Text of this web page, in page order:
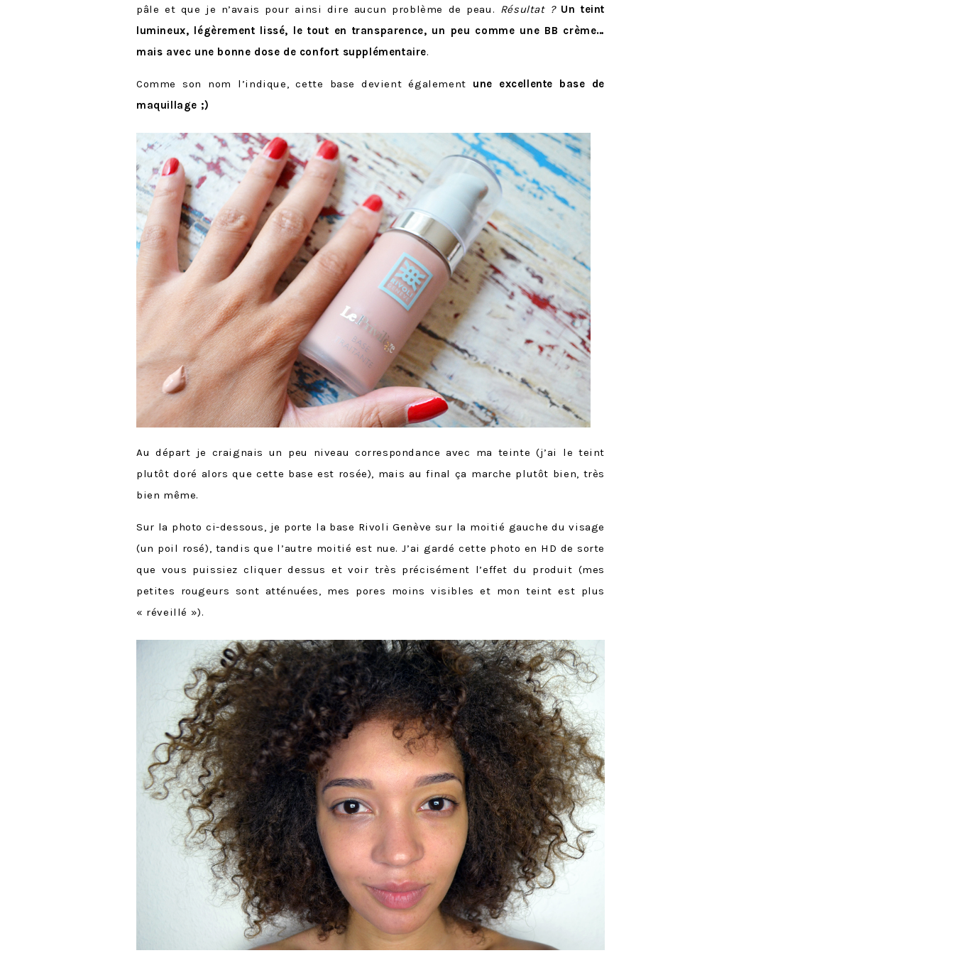
pâle et que je n’avais pour ainsi dire aucun problème de peau. Résultat ? Un teint
lumineux, légèrement lissé, le tout en transparence, un peu comme une BB crème…
mais avec une bonne dose de confort supplémentaire.
Comme son nom l’indique, cette base devient également une excellente base de
maquillage ;)
Au départ je craignais un peu niveau correspondance avec ma teinte (j’ai le teint
plutôt doré alors que cette base est rosée), mais au final ça marche plutôt bien, très
bien même.
Sur la photo ci-dessous, je porte la base Rivoli Genève sur la moitié gauche du visage
(un poil rosé), tandis que l’autre moitié est nue. J’ai gardé cette photo en HD de sorte
que vous puissiez cliquer dessus et voir très précisément l’effet du produit (mes
petites rougeurs sont atténuées, mes pores moins visibles et mon teint est plus
« réveillé »).